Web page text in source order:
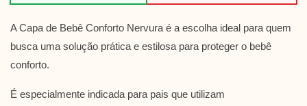
A Capa de Bebê Conforto Nervura é a escolha ideal para quem
busca uma solução prática e estilosa para proteger o bebê
conforto.
É especialmente indicada para pais que utilizam